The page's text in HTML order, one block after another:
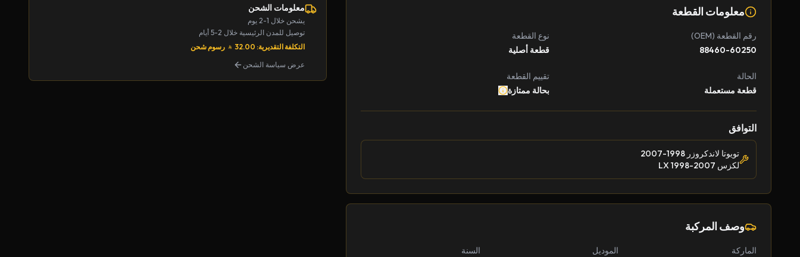
معلومات القطعة
رقم القطعة (OEM)
88460-60250
نوع القطعة
قطعة أصلية
الحالة
قطعة مستعملة
تقييم القطعة
بحالة ممتازة
التوافق
تويوتا لاندكروزر 1998-2007
لكزس LX 1998-2007
وصف المركبة
الماركة
الموديل
السنة
معلومات الشحن
يشحن خلال 1-2 يوم
توصيل للمدن الرئيسية خلال 2-5 أيام
التكلفة التقديرية: 32.00
رسوم شحن
عرض سياسة الشحن